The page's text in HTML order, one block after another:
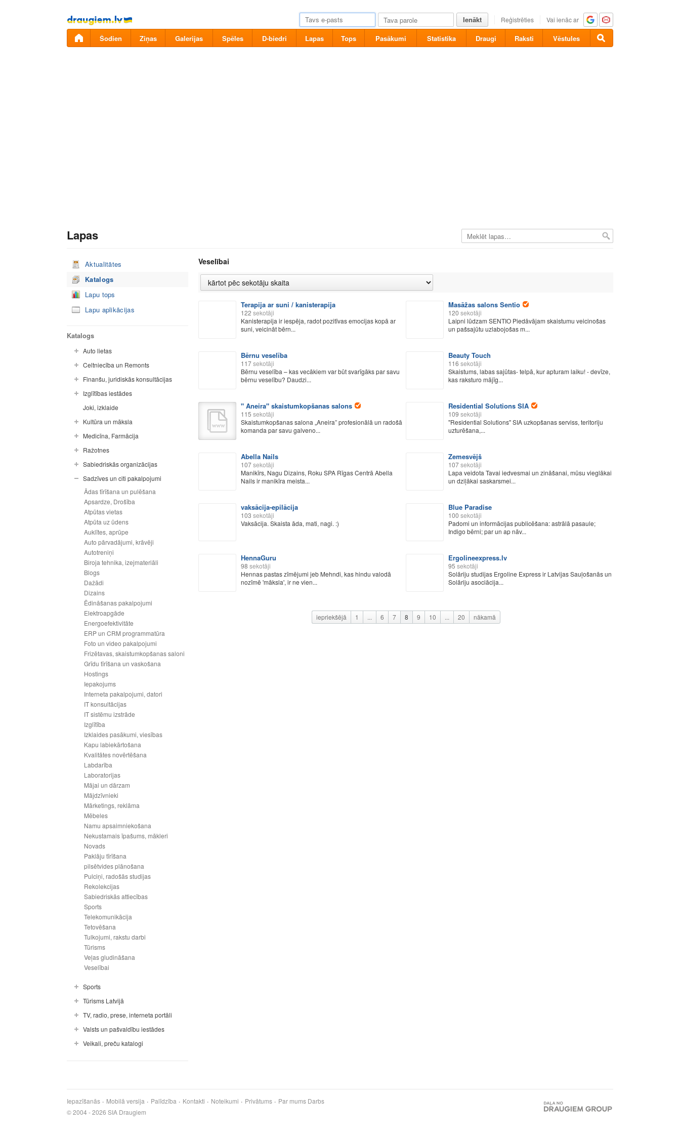
Pāriet
uz
saturu
Ienākt Reģistrēties Vai ienāc ar
Šodien Ziņas Galerijas Spēles D-biedri Lapas Tops Pasākumi Statistika Draugi Raksti Vēstules
Lapas
Aktualitātes
Katalogs
Lapu tops
Lapu aplikācijas
Katalogs
Auto lietas
Celtniecība un Remonts
Finanšu, juridiskās konsultācijas
Izglītības iestādes
Joki, izklaide
Kultūra un māksla
Medicīna, Farmācija
Ražotnes
Sabiedriskās organizācijas
Sadzīves un citi pakalpojumi
Ādas tīrīšana un pulēšana
Apsardze, Drošība
Atpūtas vietas
Atpūta uz ūdens
Auklītes, aprūpe
Auto pārvadājumi, krāvēji
Autotreniņi
Biroja tehnika, izejmateriāli
Blogs
Dažādi
Dizains
Ēdināšanas pakalpojumi
Elektroapgāde
Energoefektivitāte
ERP un CRM programmatūra
Foto un video pakalpojumi
Frizētavas, skaistumkopšanas saloni
Grīdu tīrīšana un vaskošana
Hostings
Iepakojums
Interneta pakalpojumi, datori
IT konsultācijas
IT sistēmu izstrāde
Izglītība
Izklaides pasākumi, viesības
Kapu labiekārtošana
Kvalitātes novērtēšana
Labdarība
Laboratorijas
Mājai un dārzam
Mājdzīvnieki
Mārketings, reklāma
Mēbeles
Namu apsaimniekošana
Nekustamais īpašums, mākleri
Novads
Paklāju tīrīšana
pilsētvides plānošana
Pulciņi, radošās studijas
Rekolekcijas
Sabiedriskās attiecības
Sports
Telekomunikācija
Tetovēšana
Tulkojumi, rakstu darbi
Tūrisms
Veļas gludināšana
Veselībai
Sports
Tūrisms Latvijā
TV, radio, prese, interneta portāli
Valsts un pašvaldību iestādes
Veikali, preču katalogi
Veselībai
Terapija ar suni / kanisterapija
122 sekotāji
Kanisterapija ir iespēja, radot pozitīvas emocijas kopā ar
suni, veicināt bērn...
Masāžas salons Sentio
120 sekotāji
Laipni lūdzam SENTIO Piedāvājam skaistumu veicinošas
un pašsajūtu uzlabojošas m...
Bērnu veselība
117sekotāji
Bērnu veselība – kas vecākiem var būt svarīgāks par savu
bērnu veselību? Daudzi...
Beauty Touch
116 sekotāji
Skaistums, labas sajūtas- telpā, kur apturam laiku! - devīze,
kas raksturo mājīg...
" Aneira" skaistumkopšanas salons
115 sekotāji
Skaistumkopšanas salona „Aneira” profesionālā un radošā
komanda par savu galveno...
Residential Solutions SIA
109 sekotāji
"Residential Solutions" SIA uzkopšanas serviss, teritoriju
uzturēšana,...
Abella Nails
107sekotāji
Manikīrs, Nagu Dizains, Roku SPA Rīgas Centrā Abella
Nails ir manikīra meista...
Zemesvējš
107sekotāji
Lapa veidota Tavai iedvesmai un zināšanai, mūsu vieglākai
un dziļākai saskarsmei...
vaksācija-epilācija
103 sekotāji
Vaksācija. Skaista āda, mati, nagi. :)
Blue Paradise
100 sekotāji
Padomi un informācijas publicēšana: astrālā pasaule;
Indigo bērni; par un ap nāv...
HennaGuru
98 sekotāji
Hennas pastas zīmējumi jeb Mehndi, kas hindu valodā
nozīmē 'māksla', ir ne vien...
Ergolineexpress.lv
95 sekotāji
Solāriju studijas Ergoline Express ir Latvijas Sauļošanās un
Solāriju asociācija...
iepriekšējā 1 ... 6 7 8 9 10 ... 20 nākamā
Iepazīšanās Mobilā versija Palīdzība Kontakti Noteikumi Privātums Par mums Darbs
© 2004 - 2026 SIA Draugiem